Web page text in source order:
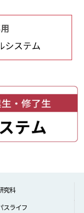
究科
スライフ